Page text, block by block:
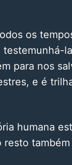
os
para nos
e é
humana